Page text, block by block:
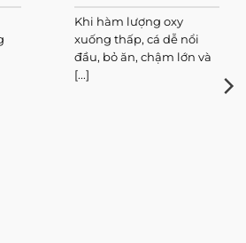
Khi hàm lượng oxy
xuống thấp, cá dễ nổi
đầu, bỏ ăn, chậm lớn và
[...]